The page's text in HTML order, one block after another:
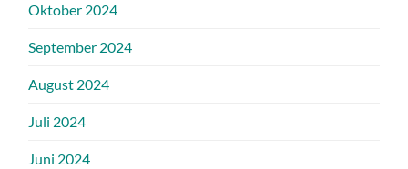
Oktober 2024
September 2024
August 2024
Juli 2024
Juni 2024